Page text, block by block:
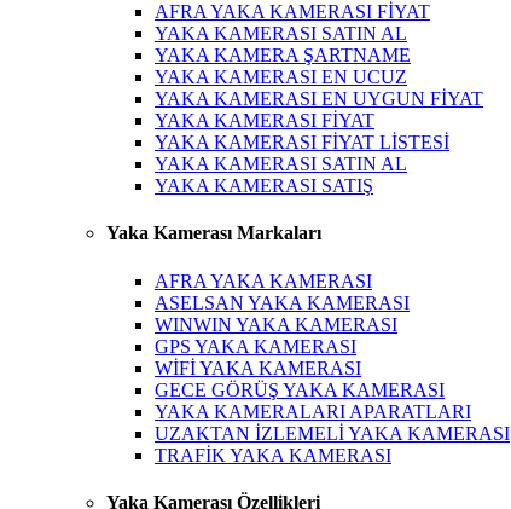
AFRA YAKA KAMERASI FİYAT
YAKA KAMERASI SATIN AL
YAKA KAMERA ŞARTNAME
YAKA KAMERASI EN UCUZ
YAKA KAMERASI EN UYGUN FİYAT
YAKA KAMERASI FİYAT
YAKA KAMERASI FİYAT LİSTESİ
YAKA KAMERASI SATIN AL
YAKA KAMERASI SATIŞ
Yaka Kamerası Markaları
AFRA YAKA KAMERASI
ASELSAN YAKA KAMERASI
WINWIN YAKA KAMERASI
GPS YAKA KAMERASI
WİFİ YAKA KAMERASI
GECE GÖRÜŞ YAKA KAMERASI
YAKA KAMERALARI APARATLARI
UZAKTAN İZLEMELİ YAKA KAMERASI
TRAFİK YAKA KAMERASI
Yaka Kamerası Özellikleri